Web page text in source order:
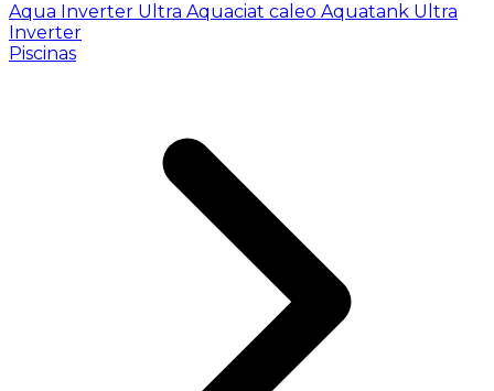
Aqua Inverter Ultra Aquaciat caleo Aquatank Ultra
Inverter
Piscinas